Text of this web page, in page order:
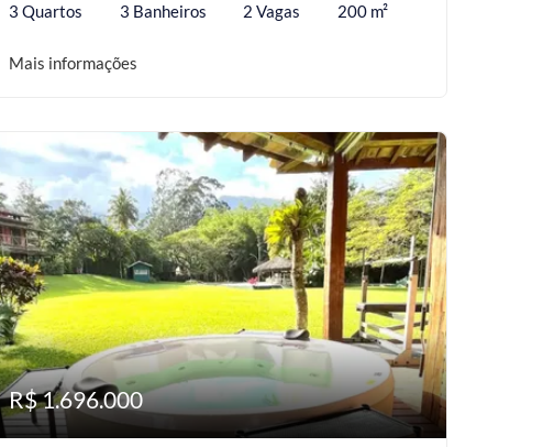
3 Quartos 3 Banheiros 2 Vagas 200 m²
Mais informações
R$ 1.696.000